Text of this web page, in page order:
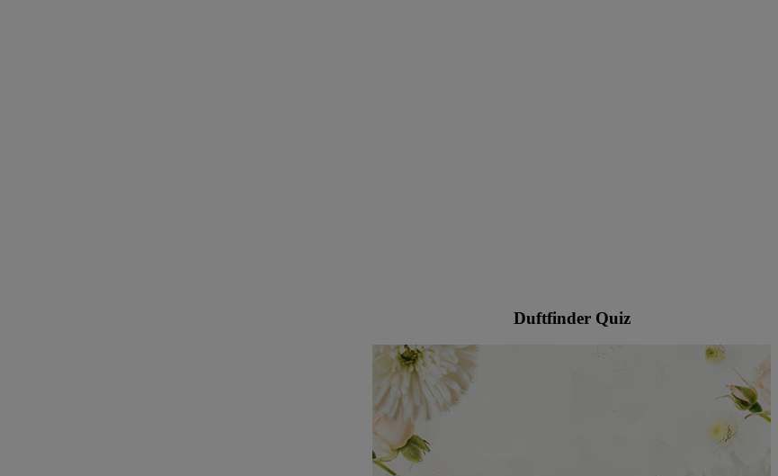
Duftfinder Quiz